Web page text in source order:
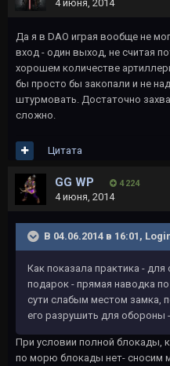
4 июня, 2014
Да я в DAO играя вообще не
вход - один выход, не считая
хорошем количестве
бы просто бы закопали и не
штурмовать. Достаточно
сложно.
Цитата
GG WP 4 224
4 июня, 2014
В 04.06.2014 в 16:01,
Как показала практика -
подарок - прямая наводка
сути слабым местом замка,
его разрушить для обороны
При условии полной блокады,
по морю блокады нет- сносим